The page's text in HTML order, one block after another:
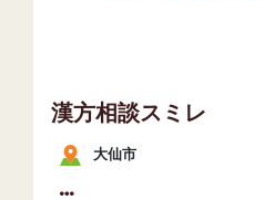
漢方相談スミレ
大仙市